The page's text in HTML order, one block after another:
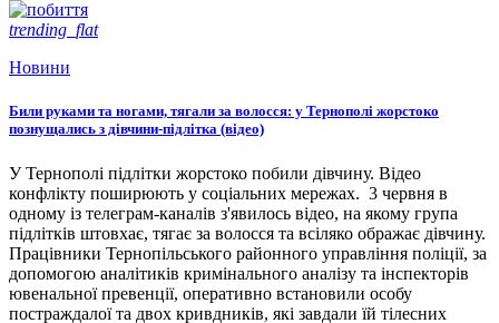
trending_flat
Новини
Били руками та ногами, тягали за волосся: у Тернополі жорстоко
познущались з дівчини-підлітка (відео)
У Тернополі підлітки жорстоко побили дівчину. Відео
конфлікту поширюють у соціальних мережах. 3 червня в
одному із телеграм-каналів з'явилось відео, на якому група
підлітків штовхає, тягає за волосся та всіляко ображає дівчину.
Працівники Тернопільського районного управління поліції, за
допомогою аналітиків кримінального аналізу та інспекторів
ювенальної превенції, оперативно встановили особу
постраждалої та двох кривдників, які завдали їй тілесних